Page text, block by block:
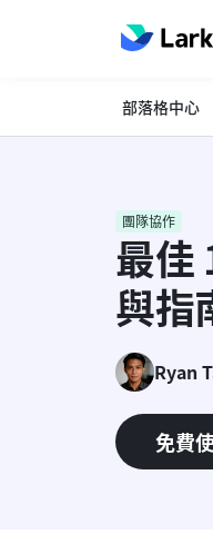
部落格中心
團隊協作
最佳
與指
Ryan
免費